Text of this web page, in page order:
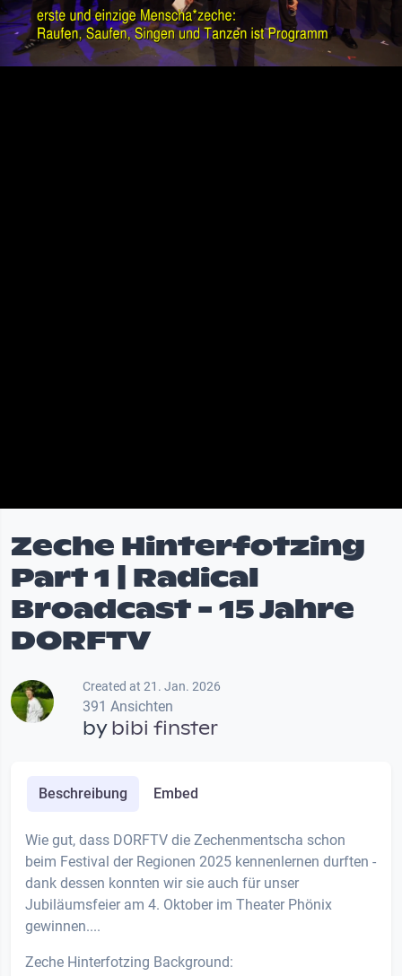
Video
Zeche Hinterfotzing
Part 1 | Radical
Broadcast - 15 Jahre
DORFTV
Created at 21. Jan. 2026
391 Ansichten
bybibi finster
Beschreibung Embed
Wie gut, dass DORFTV die Zechenmentscha schon
beim Festival der Regionen 2025 kennenlernen durften -
dank dessen konnten wir sie auch für unser
Jubiläumsfeier am 4. Oktober im Theater Phönix
gewinnen....
Zeche Hinterfotzing Background: